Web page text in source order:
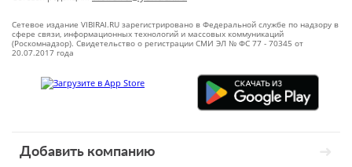
Сетевое издание VIBIRAI.RU зарегистрировано в Федеральной службе по надзору в
сфере связи, информационных технологий и массовых коммуникаций
(Роскомнадзор). Свидетельство о регистрации СМИ ЭЛ № ФС 77 - 70345 от
20.07.2017 года
Добавить компанию